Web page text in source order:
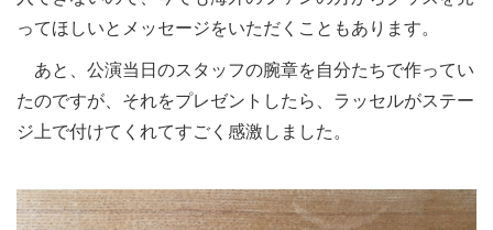
ってほしいとメッセージをいただくこともあります。
あと、公演当日のスタッフの腕章を自分たちで作ってい
たのですが、それをプレゼントしたら、ラッセルがステー
ジ上で付けてくれてすごく感激しました。